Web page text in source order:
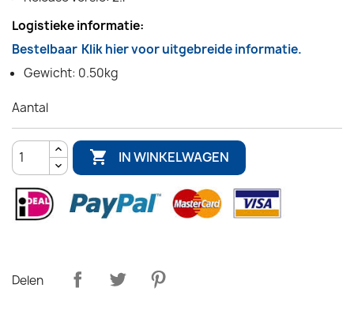
Logistieke informatie:
Bestelbaar Klik hier voor uitgebreide informatie.
Gewicht: 0.50kg
Aantal
 IN WINKELWAGEN
Delen